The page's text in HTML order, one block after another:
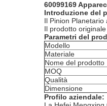
60099169
Introduzione del
Il Pinion
Il prodotto
Parametri del
Modello
Materiale
Nome del prodotto
MOQ
Qualità
Dimensione
Profilo aziendale: